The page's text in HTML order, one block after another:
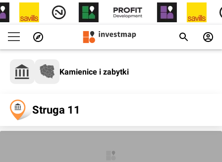
Kamienice i zabytki
Struga 11